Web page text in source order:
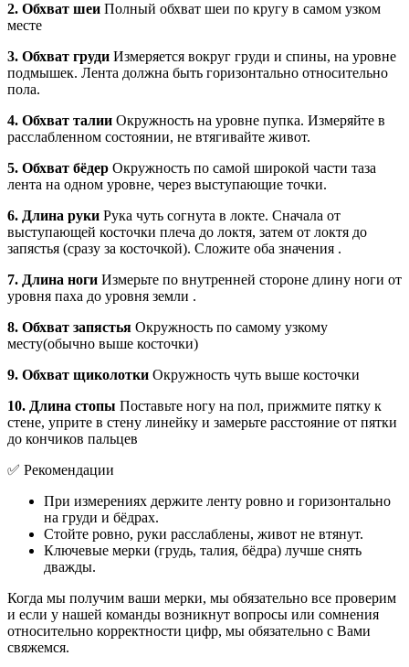
2. Обхват шеи Полный обхват шеи по кругу в самом узком
месте
3. Обхват груди Измеряется вокруг груди и спины, на уровне
подмышек. Лента должна быть горизонтально относительно
пола.
4. Обхват талии Окружность на уровне пупка. Измеряйте в
расслабленном состоянии, не втягивайте живот.
5. Обхват бёдер Окружность по самой широкой части таза
лента на одном уровне, через выступающие точки.
6. Длина руки Рука чуть согнута в локте. Сначала от
выступающей косточки плеча до локтя, затем от локтя до
запястья (сразу за косточкой). Сложите оба значения .
7. Длина ноги Измерьте по внутренней стороне длину ноги от
уровня паха до уровня земли .
8. Обхват запястья Окружность по самому узкому
месту(обычно выше косточки)
9. Обхват щиколотки Окружность чуть выше косточки
10. Длина стопы Поставьте ногу на пол, прижмите пятку к
стене, уприте в стену линейку и замерьте расстояние от пятки
до кончиков пальцев
✅ Рекомендации
При измерениях держите ленту ровно и горизонтально
на груди и бёдрах.
Стойте ровно, руки расслаблены, живот не втянут.
Ключевые мерки (грудь, талия, бёдра) лучше снять
дважды.
Когда мы получим ваши мерки, мы обязательно все проверим
и если у нашей команды возникнут вопросы или сомнения
относительно корректности цифр, мы обязательно с Вами
свяжемся.